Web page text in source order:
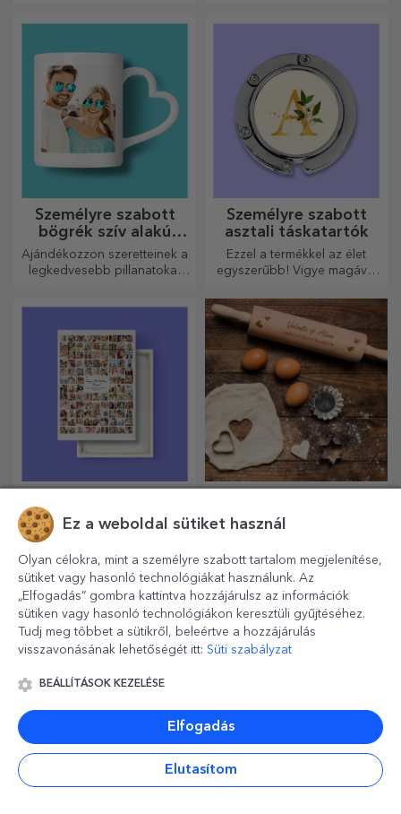
elkészítéséhez.
Személyre szabott
bögrék szív alakú
fogantyúval
Ajándékozzon szeretteinek a
legkedvesebb pillanatokat
Személyre szabott
asztali táskatartók
Ezzel a termékkel az élet
egyszerűbb! Vigye magával
A legszebb emlékeket őrizzük
meg! Válasszon egy
ajándékot, amely érzelmeket
kelt!
poháralátétek
elkészítésének titka, hogy a
varázslatos sodrófáinkat
használja. A piték isteni
finomságúak lesznek!
Ez a weboldal sütiket használ
Olyan célokra, mint a személyre szabott tartalom megjelenítése,
sütiket vagy hasonló technológiákat használunk. Az
„Elfogadás” gombra kattintva hozzájárulsz az információk
sütiken vagy hasonló technológiákon keresztüli gyűjtéséhez.
Tudj meg többet a sütikről, beleértve a hozzájárulás
visszavonásának lehetőségét itt: Süti szabályzat
BEÁLLÍTÁSOK KEZELÉSE
Elfogadás
Elutasítom